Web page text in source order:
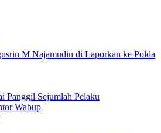
M Najamudin di Laporkan ke Polda
Panggil Sejumlah Pelaku
Wabup